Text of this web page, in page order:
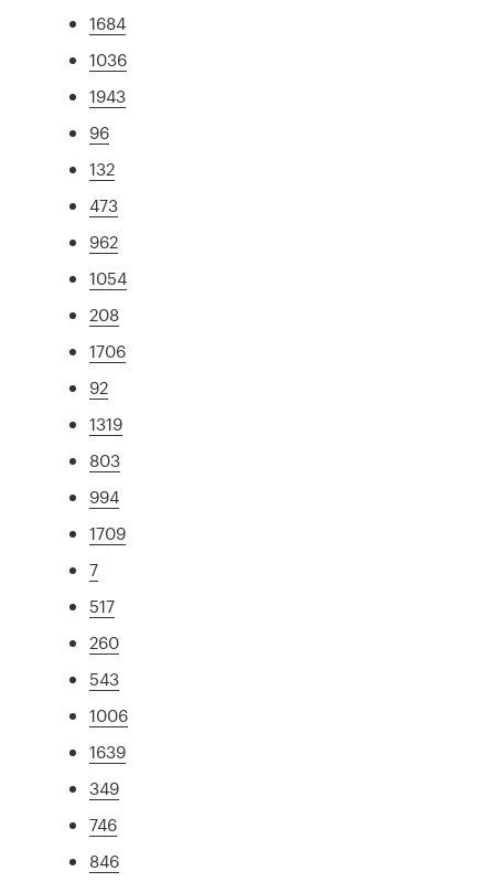
1684
1036
1943
96
132
473
962
1054
208
1706
92
1319
803
994
1709
7
517
260
543
1006
1639
349
746
846